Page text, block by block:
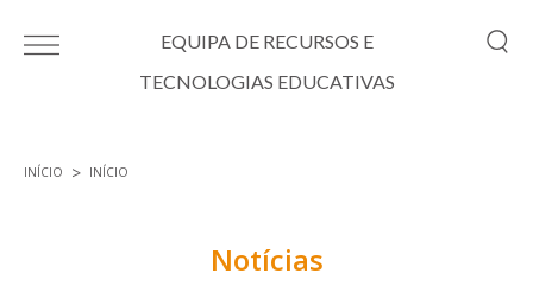
EQUIPA DE RECURSOS E
TECNOLOGIAS EDUCATIVAS
INÍCIO INÍCIO
Notícias